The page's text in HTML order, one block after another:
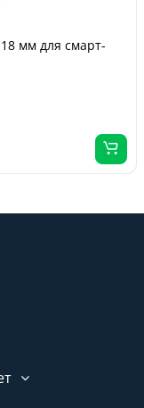
мм для смарт-